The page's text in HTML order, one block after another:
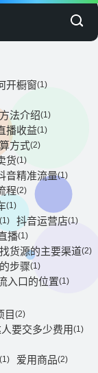
开橱窗(1)
法介绍(1)
播收益(1)
方式‌(2)
货(1)
音精准流量(1)
程‌(2)
(1)
​抖音运营店(1)
播(1)
货源的主要渠道‌(2)
步骤(1)
入口的位置‌(1)
目 (2)
要交多少费用(1)
(1) 爱用商品(2)